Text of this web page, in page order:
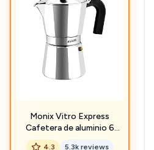
Monix Vitro Express
Cafetera de aluminio 6
tazas, apta para todo tipo
4.3 5.3k reviews